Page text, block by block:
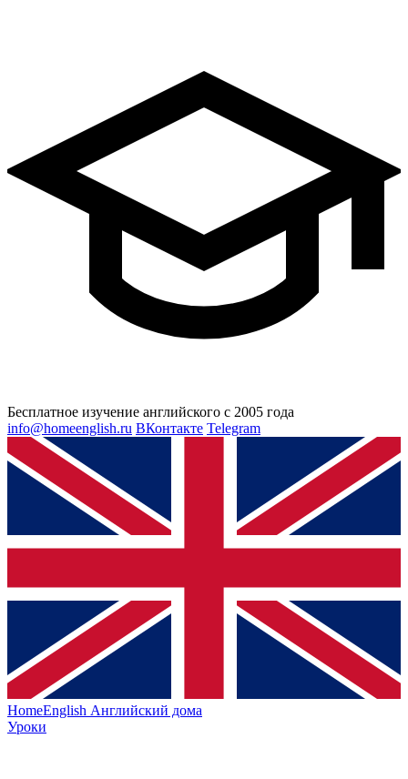
Бесплатное изучение английского с 2005 года
info@homeenglish.ru ВКонтакте Telegram
HomeEnglish Английский дома
Уроки